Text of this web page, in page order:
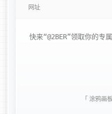
「 涂鸦画板